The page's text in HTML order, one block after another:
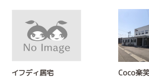
イフディ居宅